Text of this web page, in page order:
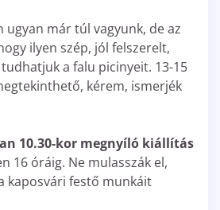
ugyan már túl vagyunk, de az
ilyen szép, jól felszerelt,
a falu picinyeit. 13-15
kérem, ismerjék
10.30-kor megnyíló kiállítás
16 óráig. Ne mulasszák el,
kaposvári festő munkáit